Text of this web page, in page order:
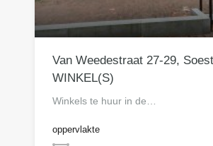
Van Weedestraat 27-29, Soest
WINKEL(S)
Winkels te huur in de…
oppervlakte